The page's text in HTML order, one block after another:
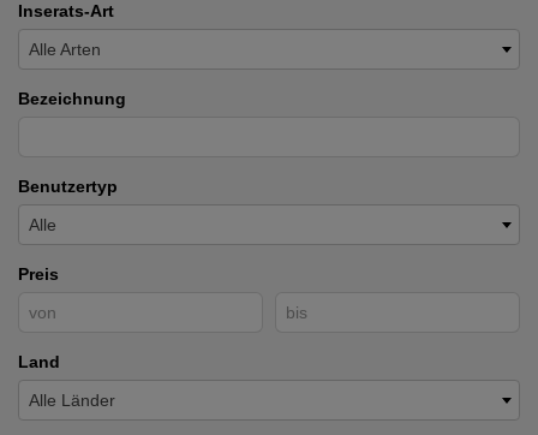
Inserats-Art
Alle Arten
Bezeichnung
Benutzertyp
Alle
Preis
Land
Alle Länder